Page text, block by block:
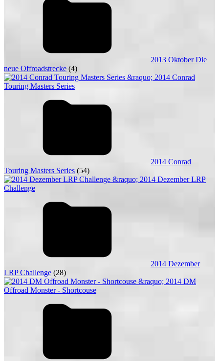
2013 Oktober Die
neue Offroadstrecke (4)
2014 Conrad
Touring Masters Series (54)
2014 Dezember
LRP Challenge (28)